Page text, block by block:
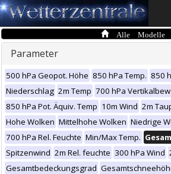
Alle Modelle
Parameter
500 hPa Geopot. Höhe 850 hPa Temp. 850
Niederschlag 2m Temp 700 hPa Vertikalbew
850 hPa Pot. Äquiv. Temp 10m Wind 2m
Hohe Wolken Mittelhohe Wolken Niedrige
700 hPa Rel. Feuchte Min/Max Temp.
Spitzenwind 2m Rel. feuchte 300 hPa Wind
Gesamtbedeckungsgrad